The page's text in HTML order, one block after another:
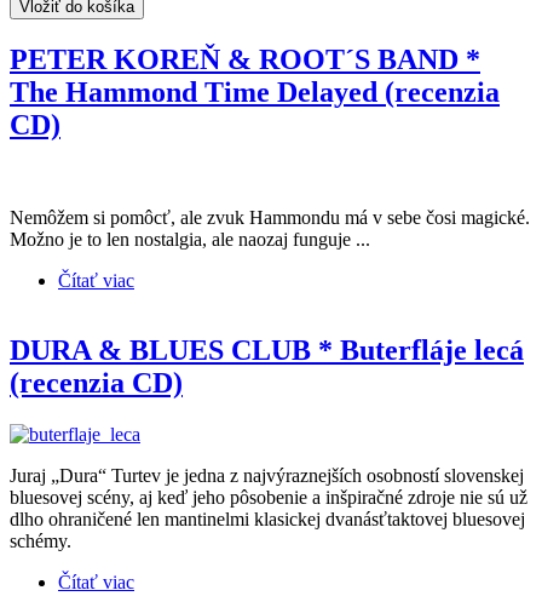
Vložiť do košíka
PETER KOREŇ & ROOT´S BAND *
The Hammond Time Delayed (recenzia
CD)
Nemôžem si pomôcť, ale zvuk Hammondu má v sebe čosi magické.
Možno je to len nostalgia, ale naozaj funguje ...
Čítať viac
DURA & BLUES CLUB * Buterfláje lecá
(recenzia CD)
Juraj „Dura“ Turtev je jedna z najvýraznejších osobností slovenskej
bluesovej scény, aj keď jeho pôsobenie a inšpiračné zdroje nie sú už
dlho ohraničené len mantinelmi klasickej dvanásťtaktovej bluesovej
schémy.
Čítať viac